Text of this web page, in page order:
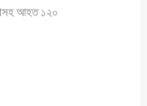
আহত ১২০